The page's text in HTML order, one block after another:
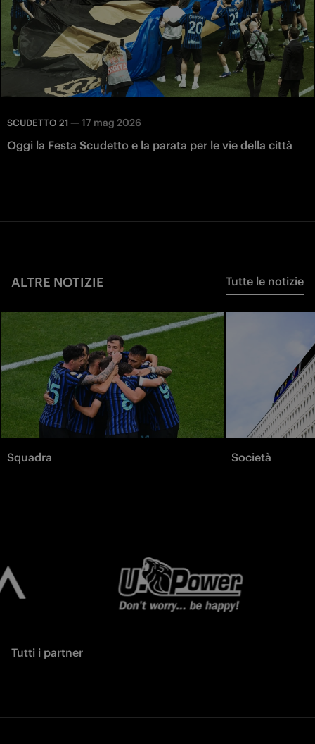
SCUDETTO 21 — 17 mag 2026
Oggi la Festa Scudetto e la parata per le vie della città
ALTRE NOTIZIE Tutte le notizie
Squadra Società
Tutti i partner